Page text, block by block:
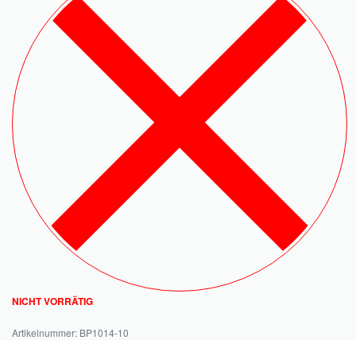
NICHT VORRÄTIG
BP1014-10